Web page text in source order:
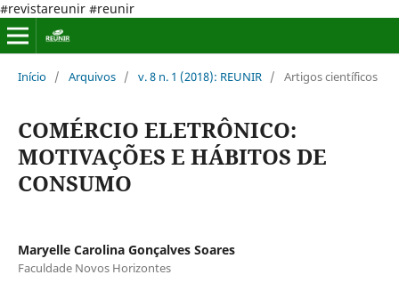
#revistareunir #reunir
Início / Arquivos / v. 8 n. 1 (2018): REUNIR / Artigos científicos
COMÉRCIO ELETRÔNICO:
MOTIVAÇÕES E HÁBITOS DE
CONSUMO
Maryelle Carolina Gonçalves Soares
Faculdade Novos Horizontes